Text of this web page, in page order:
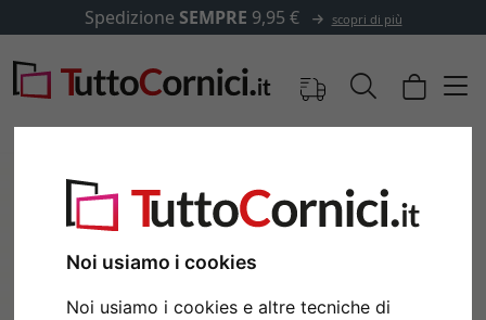
Noi usiamo i cookies
Noi usiamo i cookies e altre tecniche di
Spedizione SEMPRE 9,95 € scopri di più